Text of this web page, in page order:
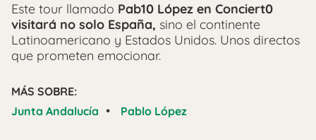
Este tour llamado Pab10 López en Conciert0
visitará no solo España, sino el continente
Latinoamericano y Estados Unidos. Unos directos
que prometen emocionar.
MÁS SOBRE:
Junta Andalucía • Pablo López